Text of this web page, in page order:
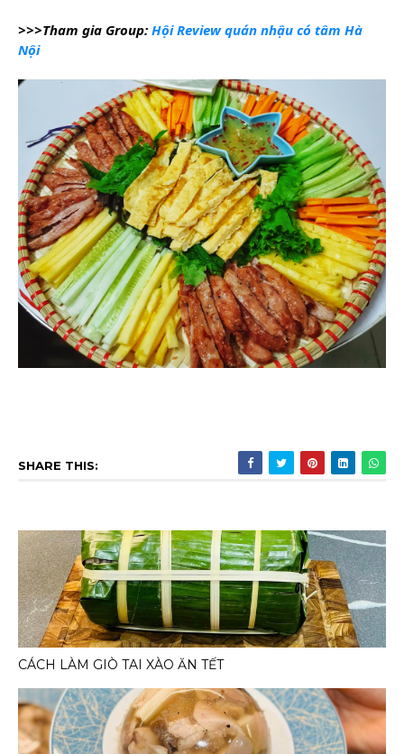
>>>Tham gia Group: Hội Review quán nhậu có tâm Hà
Nội
SHARE THIS:
CÁCH LÀM GIÒ TAI XÀO ĂN TẾT